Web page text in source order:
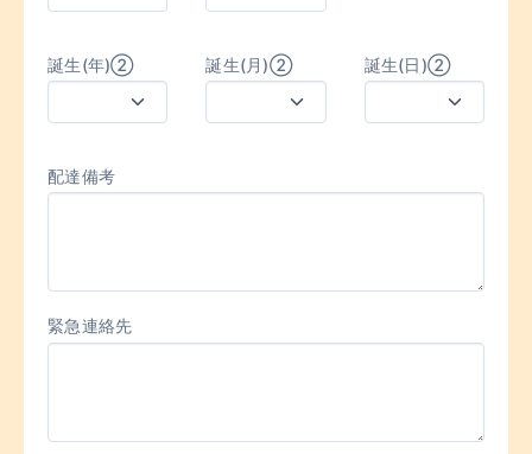
誕生(年)② 誕生(月)② 誕生(日)②
配達備考
緊急連絡先